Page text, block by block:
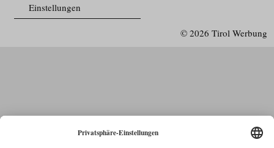
Einstellungen
© 2026 Tirol Werbung